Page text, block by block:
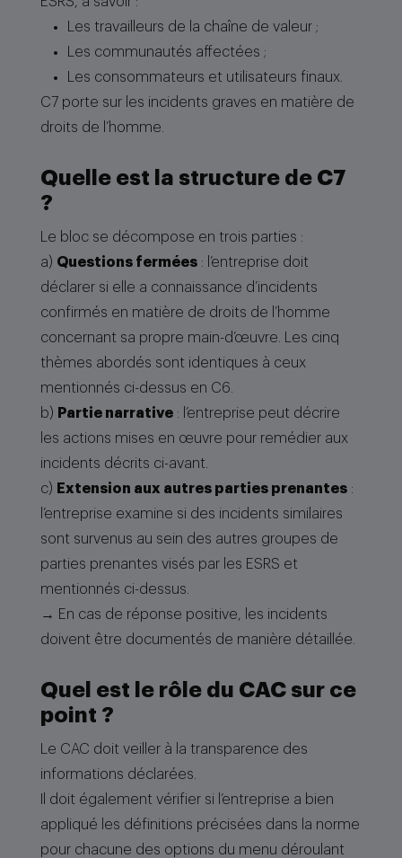
Les travailleurs de la chaîne de valeur ;
Les communautés affectées ;
Les consommateurs et utilisateurs finaux.
C7 porte sur les incidents graves en matière de
droits de l’homme.
Quelle est la structure de C7
?
Le bloc se décompose en trois parties :
a) Questions fermées : l’entreprise doit
déclarer si elle a connaissance d’incidents
confirmés en matière de droits de l’homme
concernant sa propre main-d’œuvre. Les cinq
thèmes abordés sont identiques à ceux
mentionnés ci-dessus en C6.
b) Partie narrative : l’entreprise peut décrire
les actions mises en œuvre pour remédier aux
incidents décrits ci-avant.
c) Extension aux autres parties prenantes :
l’entreprise examine si des incidents similaires
sont survenus au sein des autres groupes de
parties prenantes visés par les ESRS et
mentionnés ci-dessus.
→ En cas de réponse positive, les incidents
doivent être documentés de manière détaillée.
Quel est le rôle du CAC sur ce
point ?
Le CAC doit veiller à la transparence des
informations déclarées.
Il doit également vérifier si l’entreprise a bien
appliqué les définitions précisées dans la norme
pour chacune des options du menu déroulant